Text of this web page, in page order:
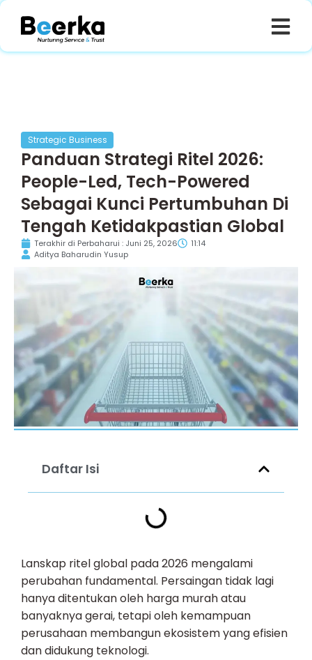
Strategic Business
Panduan Strategi Ritel 2026:
People-Led, Tech-Powered
Sebagai Kunci Pertumbuhan Di
Tengah Ketidakpastian Global
Terakhir di Perbaharui : Juni 25, 2026
11:14
Aditya Baharudin Yusup
Daftar Isi
Lanskap ritel global pada 2026 mengalami
perubahan fundamental. Persaingan tidak lagi
hanya ditentukan oleh harga murah atau
banyaknya gerai, tetapi oleh kemampuan
perusahaan membangun ekosistem yang efisien
dan didukung teknologi.